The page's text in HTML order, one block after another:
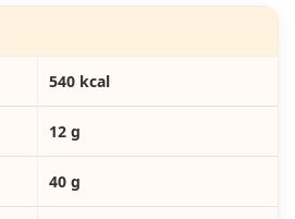
540 kcal
12 g
40 g